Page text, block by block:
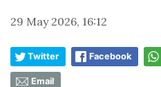
29 May 2026, 16:12
Twitter Facebook
Email